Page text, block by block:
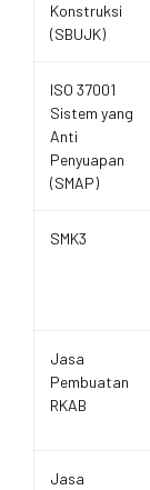
Konstruksi
(SBUJK)
ISO 37001
Sistem yang
Anti
Penyuapan
(SMAP)
SMK3
Jasa
Pembuatan
RKAB
Jasa